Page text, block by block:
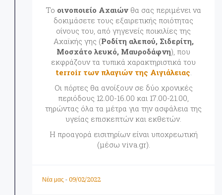
Το οινοποιείο Αχαιών θα σας περιμένει να
δοκιμάσετε τους εξαιρετικής ποιότητας
οίνους του, από γηγενείς ποικιλίες της
Αχαϊκής γης (Ροδίτη αλεπού, Σιδερίτη,
Μοσχάτο λευκό, Μαυροδάφνη), που
εκφράζουν τα τυπικά χαρακτηριστικά του
terroir των πλαγιών της Αιγιάλειας.
Οι πόρτες θα ανοίξουν σε δύο χρονικές
περιόδους 12.00-16.00 και 17.00-21.00,
τηρώντας όλα τα μέτρα για την ασφάλεια της
υγείας επισκεπτών και εκθετών.
Η προαγορά εισιτηρίων είναι υποχρεωτική
(μέσω viva.gr).
Νέα μας - 09/02/2022